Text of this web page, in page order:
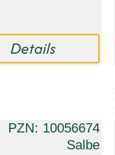
Details
PZN
10056674
Salbe